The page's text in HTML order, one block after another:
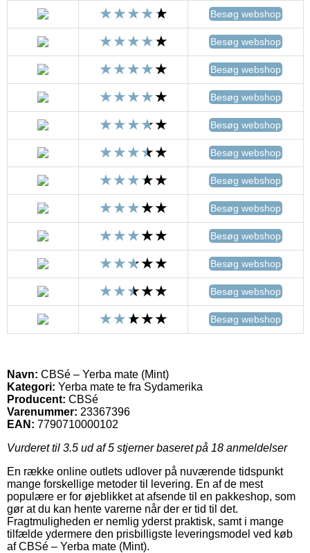
Besøg webshop
Besøg webshop
Besøg webshop
Besøg webshop
Besøg webshop
Besøg webshop
Besøg webshop
Besøg webshop
Besøg webshop
Besøg webshop
Besøg webshop
Besøg webshop
Navn: CBSé – Yerba mate (Mint)
Kategori: Yerba mate te fra Sydamerika
Producent: CBSé
Varenummer: 23367396
EAN: 7790710000102
Vurderet til 3.5 ud af 5 stjerner baseret på 18 anmeldelser
En række online outlets udlover på nuværende tidspunkt
mange forskellige metoder til levering. En af de mest
populære er for øjeblikket at afsende til en pakkeshop, som
gør at du kan hente varerne når der er tid til det.
Fragtmuligheden er nemlig yderst praktisk, samt i mange
tilfælde ydermere den prisbilligste leveringsmodel ved køb
af CBSé – Yerba mate (Mint).